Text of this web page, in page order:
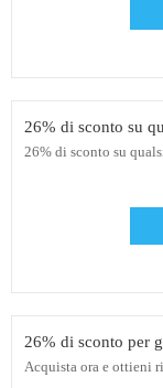
26% di sconto su
26% di sconto su
26% di sconto per
Acquista ora e ottieni